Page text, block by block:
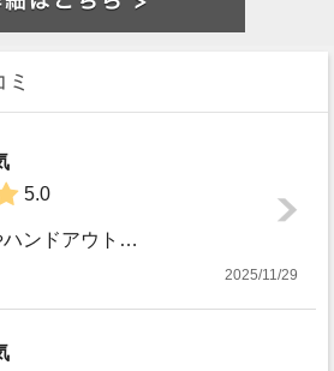
5.0
ICLでは、講義資料やハンドアウトなどの教材を配布するために、Virtual Learning Environment（VLE）（例：Blackboard...
2025/11/29